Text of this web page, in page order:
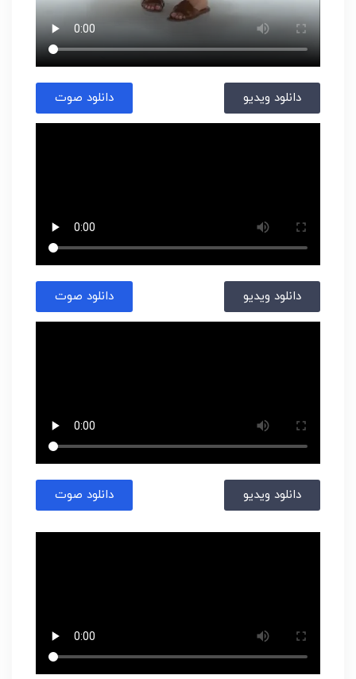
دانلود ویدیو دانلود صوت
دانلود ویدیو دانلود صوت
دانلود ویدیو دانلود صوت